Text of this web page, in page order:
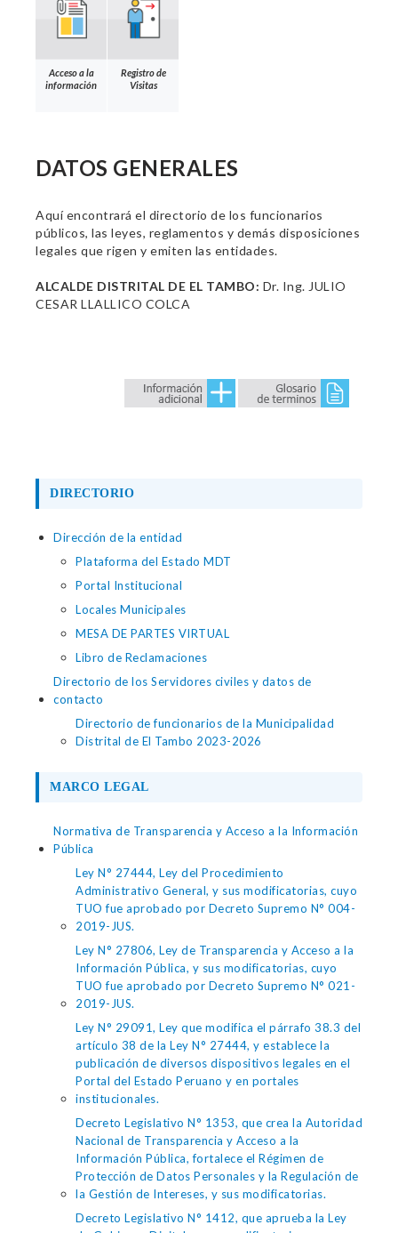
Acceso a la
información
Registro de
Visitas
DATOS GENERALES
Aquí encontrará el directorio de los funcionarios
públicos, las leyes, reglamentos y demás disposiciones
legales que rigen y emiten las entidades.
ALCALDE DISTRITAL DE EL TAMBO: Dr. Ing. JULIO
CESAR LLALLICO COLCA
DIRECTORIO
Dirección de la entidad
Plataforma del Estado MDT
Portal Institucional
Locales Municipales
MESA DE PARTES VIRTUAL
Libro de Reclamaciones
Directorio de los Servidores civiles y datos de
contacto
Directorio de funcionarios de la Municipalidad
Distrital de El Tambo 2023-2026
MARCO LEGAL
Normativa de Transparencia y Acceso a la Información
Pública
Ley N° 27444, Ley del Procedimiento
Administrativo General, y sus modificatorias, cuyo
TUO fue aprobado por Decreto Supremo N° 004-
2019-JUS.
Ley N° 27806, Ley de Transparencia y Acceso a la
Información Pública, y sus modificatorias, cuyo
TUO fue aprobado por Decreto Supremo N° 021-
2019-JUS.
Ley N° 29091, Ley que modifica el párrafo 38.3 del
artículo 38 de la Ley N° 27444, y establece la
publicación de diversos dispositivos legales en el
Portal del Estado Peruano y en portales
institucionales.
Decreto Legislativo N° 1353, que crea la Autoridad
Nacional de Transparencia y Acceso a la
Información Pública, fortalece el Régimen de
Protección de Datos Personales y la Regulación de
la Gestión de Intereses, y sus modificatorias.
Decreto Legislativo N° 1412, que aprueba la Ley